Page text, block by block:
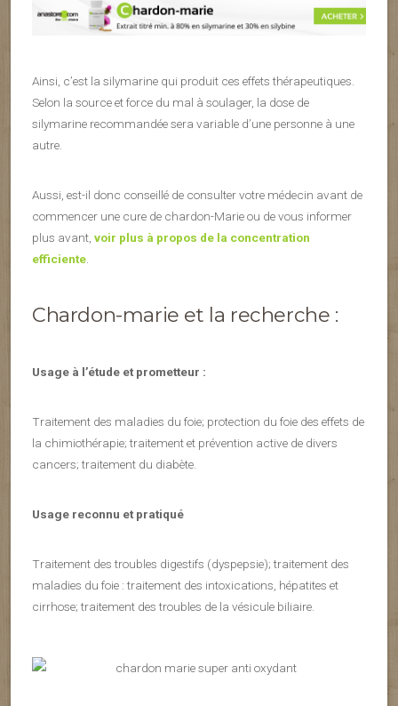
Ainsi, c’est la silymarine qui produit ces effets thérapeutiques.
Selon la source et force du mal à soulager, la dose de
silymarine recommandée sera variable d’une personne à une
autre.
Aussi, est-il donc conseillé de consulter votre médecin avant de
commencer une cure de chardon-Marie ou de vous informer
plus avant, voir plus à propos de la concentration
efficiente
Chardon-marie et la recherche :
Usage à l’étude et prometteur :
Traitement des maladies du foie; protection du foie des effets de
la chimiothérapie; traitement et prévention active de divers
cancers; traitement du diabète.
Usage reconnu et pratiqué
Traitement des troubles digestifs (dyspepsie); traitement des
maladies du foie : traitement des intoxications, hépatites et
cirrhose; traitement des troubles de la vésicule biliaire.